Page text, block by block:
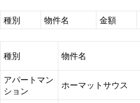
種別 物件名 金額
種別 物件名
アパートマン
ション
ホーマットサウス